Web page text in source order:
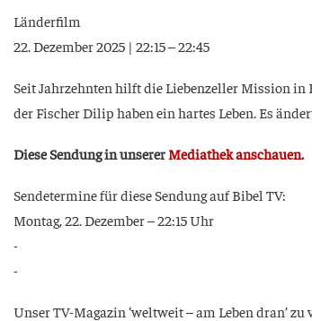
Län­der­film
22. Dezem­ber 2025 | 22:15 – 22:45
Seit Jahr­zehn­ten hilft die Lie­ben­zel­ler Mis­si­on in
der Fischer Dil­ip haben ein har­tes Leben. Es
Die­se Sen­dung in unse­rer Media­thek anschau­en.
Sen­de­ter­mi­ne für die­se Sen­dung auf Bibel TV:
Mon­tag, 22. Dezem­ber – 22:15 Uhr
-
-
Unser TV-Maga­zin ‘welt­weit – am Leben dran’ zu